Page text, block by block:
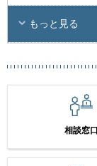
もっと見る
相談窓口